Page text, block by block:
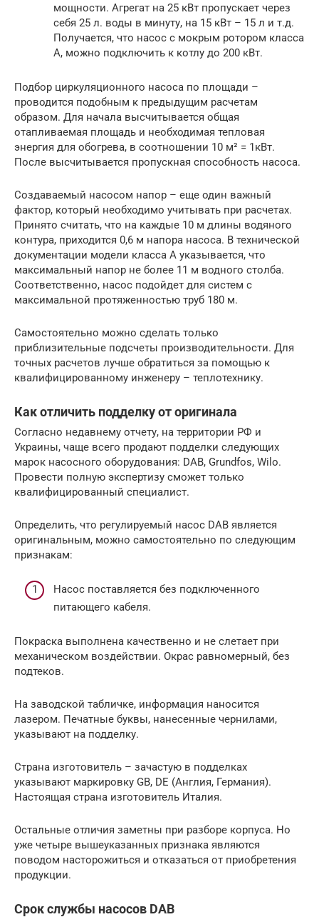
мощности. Агрегат на 25 кВт пропускает через
себя 25 л. воды в минуту, на 15 кВт – 15 л и т.д.
Получается, что насос с мокрым ротором класса
А, можно подключить к котлу до 200 кВт.
Подбор циркуляционного насоса по площади –
проводится подобным к предыдущим расчетам
образом. Для начала высчитывается общая
отапливаемая площадь и необходимая тепловая
энергия для обогрева, в соотношении 10 м² = 1кВт.
После высчитывается пропускная способность насоса.
Создаваемый насосом напор – еще один важный
фактор, который необходимо учитывать при расчетах.
Принято считать, что на каждые 10 м длины водяного
контура, приходится 0,6 м напора насоса. В технической
документации модели класса А указывается, что
максимальный напор не более 11 м водного столба.
Соответственно, насос подойдет для систем с
максимальной протяженностью труб 180 м.
Самостоятельно можно сделать только
приблизительные подсчеты производительности. Для
точных расчетов лучше обратиться за помощью к
квалифицированному инженеру – теплотехнику.
Как отличить подделку от оригинала
Согласно недавнему отчету, на территории РФ и
Украины, чаще всего продают подделки следующих
марок насосного оборудования: DAB, Grundfos, Wilo.
Провести полную экспертизу сможет только
квалифицированный специалист.
Определить, что регулируемый насос DAB является
оригинальным, можно самостоятельно по следующим
признакам:
Насос поставляется без подключенного
питающего кабеля.
Покраска выполнена качественно и не слетает при
механическом воздействии. Окрас равномерный, без
подтеков.
На заводской табличке, информация наносится
лазером. Печатные буквы, нанесенные чернилами,
указывают на подделку.
Страна изготовитель – зачастую в подделках
указывают маркировку GB, DE (Англия, Германия).
Настоящая страна изготовитель Италия.
Остальные отличия заметны при разборе корпуса. Но
уже четыре вышеуказанных признака являются
поводом насторожиться и отказаться от приобретения
продукции.
Срок службы насосов DAB